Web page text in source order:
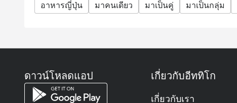
อาหารญี่ปุ่น มาคนเดียว มาเป็นคู่ มาเป็นกลุ่ม
ดาวน์โหลดแอป เกี่ยวกับอีททิโก
เกี่ยวกับเรา